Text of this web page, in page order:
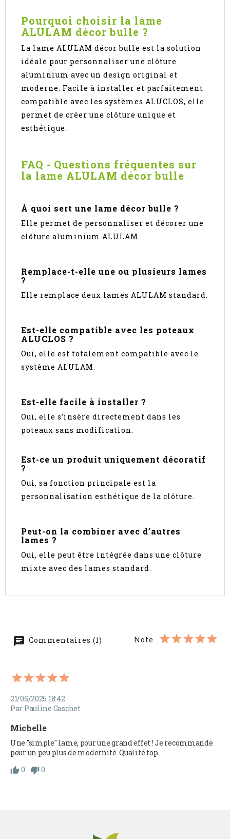
Pourquoi choisir la lame
ALULAM décor bulle ?
La lame ALULAM décor bulle est la solution
idéale pour personnaliser une clôture
aluminium avec un design original et
moderne. Facile à installer et parfaitement
compatible avec les systèmes ALUCLOS, elle
permet de créer une clôture unique et
esthétique.
FAQ - Questions fréquentes sur
la lame ALULAM décor bulle
À quoi sert une lame décor bulle ?
Elle permet de personnaliser et décorer une
clôture aluminium ALULAM.
Remplace-t-elle une ou plusieurs lames
?
Elle remplace deux lames ALULAM standard.
Est-elle compatible avec les poteaux
ALUCLOS ?
Oui, elle est totalement compatible avec le
système ALULAM.
Est-elle facile à installer ?
Oui, elle s’insère directement dans les
poteaux sans modification.
Est-ce un produit uniquement décoratif
?
Oui, sa fonction principale est la
personnalisation esthétique de la clôture.
Peut-on la combiner avec d’autres
lames ?
Oui, elle peut être intégrée dans une clôture
mixte avec des lames standard.
Commentaires (1) Note
21/05/2025 18:42
Par Pauline Gaschet
Michelle
Une "simple" lame, pour une grand effet ! Je recommande
pour un peu plus de modernité. Qualité top
0
0